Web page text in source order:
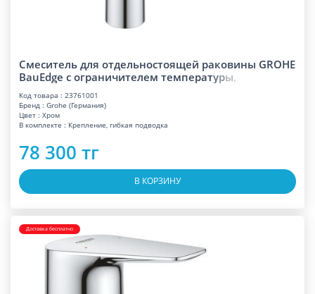
Смеситель для отдельностоящей раковины GROHE
BauEdge с ограничителем температуры,
Код товара : 23761001
Бренд : Grohe (Германия)
Цвет : Хром
В комплекте : Крепление, гибкая подводка
78 300 тг
В КОРЗИНУ
Доставка бесплатно